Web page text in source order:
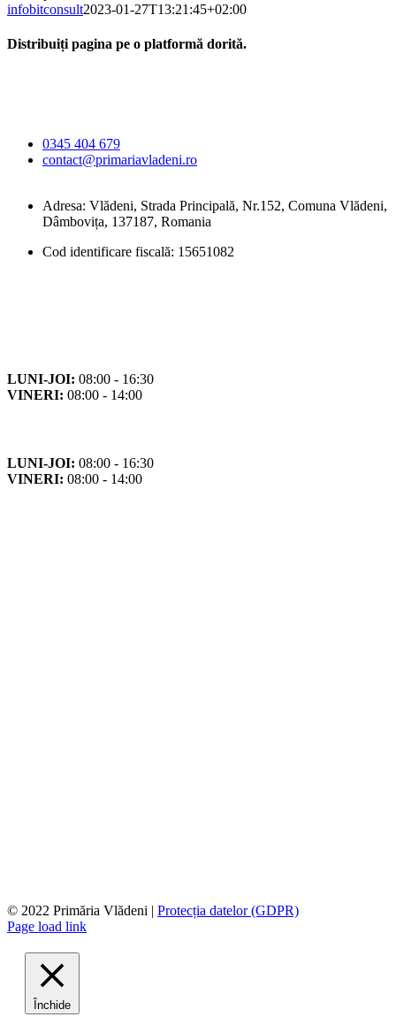
infobitconsult2023-01-27T13:21:45+02:00
Distribuiți pagina pe o platformă dorită.
0345 404 679
contact@primariavladeni.ro
Adresa: Vlădeni, Strada Principală, Nr.152, Comuna Vlădeni,
Dâmbovița, 137187, Romania
Cod identificare fiscală: 15651082
LUNI-JOI: 08:00 - 16:30
VINERI: 08:00 - 14:00
LUNI-JOI: 08:00 - 16:30
VINERI: 08:00 - 14:00
© 2022 Primăria Vlădeni | Protecția datelor (GDPR)
Page load link
Închide